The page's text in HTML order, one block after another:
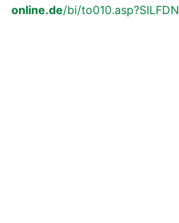
online.de/bi/